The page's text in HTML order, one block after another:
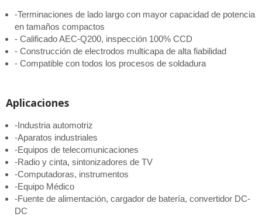
-Terminaciones de lado largo con mayor capacidad de potencia
en tamaños compactos
- Calificado AEC-Q200, inspección 100% CCD
- Construcción de electrodos multicapa de alta fiabilidad
- Compatible con todos los procesos de soldadura
Aplicaciones
-Industria automotriz
-Aparatos industriales
-Equipos de telecomunicaciones
-Radio y cinta, sintonizadores de TV
-Computadoras, instrumentos
-Equipo Médico
-Fuente de alimentación, cargador de batería, convertidor DC-
DC